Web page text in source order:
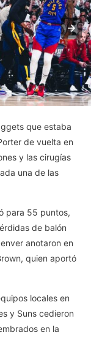
que estaba
de vuelta en
y las cirugías
una de las
para 55 puntos,
de balón
anotaron en
quien aportó
locales en
y Suns cedieron
en la